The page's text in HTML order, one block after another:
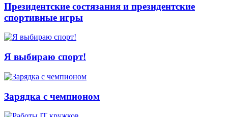
Президентские состязания и президентские
спортивные игры
Я выбираю спорт!
Зарядка с чемпионом